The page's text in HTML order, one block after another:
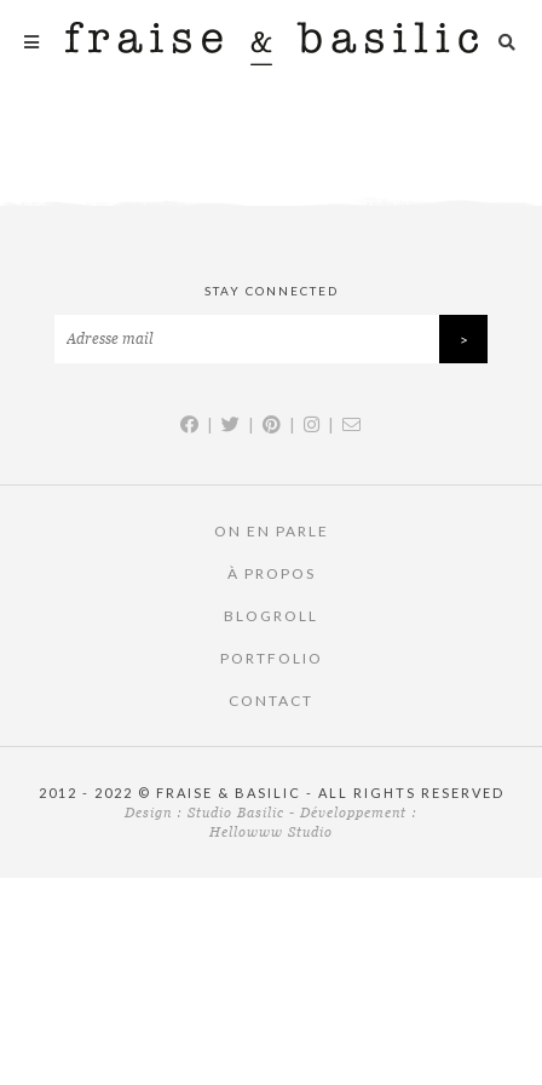
STAY CONNECTED
| | | |
ON EN PARLE
À PROPOS
BLOGROLL
PORTFOLIO
CONTACT
2012 - 2022 © FRAISE & BASILIC - ALL RIGHTS RESERVED
Design : Studio Basilic - Développement :
Hellowww Studio